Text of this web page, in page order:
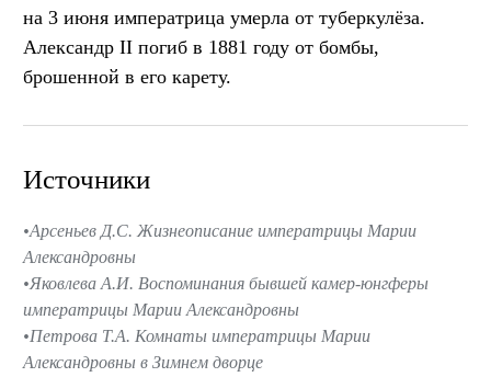
на 3 июня императрица умерла от туберкулёза.
Александр II погиб в 1881 году от бомбы,
брошенной в его карету.
Источники
Арсеньев Д.С. Жизнеописание императрицы Марии
Александровны
Яковлева А.И. Воспоминания бывшей камер-юнгферы
императрицы Марии Александровны
Петрова Т.А. Комнаты императрицы Марии
Александровны в Зимнем дворце